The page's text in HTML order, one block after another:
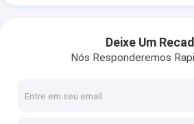
Deixe Um
Nós Responderemos